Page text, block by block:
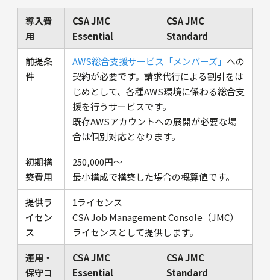
導入費
用
CSA JMC
Essential
CSA JMC
Standard
前提条
件
AWS総合支援サービス「メンバーズ」 への
契約が必要です。請求代行による割引をは
じめとして、各種AWS環境に係わる総合支
援を行うサービスです。
既存AWSアカウントへの展開が必要な場
合は個別対応となります。
初期構
築費用
250,000円〜
最小構成で構築した場合の概算値です。
提供ラ
イセン
ス
1ライセンス
CSA Job Management Console（JMC）
ライセンスとして提供します。
運用・
保守コ
CSA JMC
Essential
CSA JMC
Standard